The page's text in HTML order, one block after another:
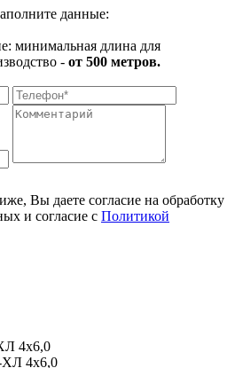
данные:
минимальная длина для
- от 500 метров.
Вы даете согласие на обработку
и согласие с Политикой
4х6,0